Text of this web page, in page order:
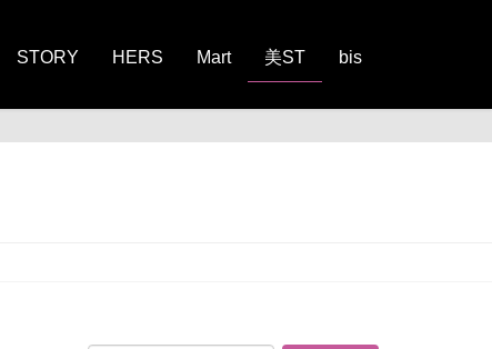
STORY HERS Mart 美ST bis